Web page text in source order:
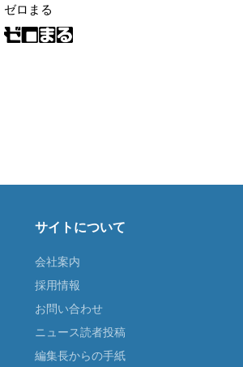
ゼロまる
サイトについて
会社案内
採用情報
お問い合わせ
ニュース読者投稿
編集長からの手紙